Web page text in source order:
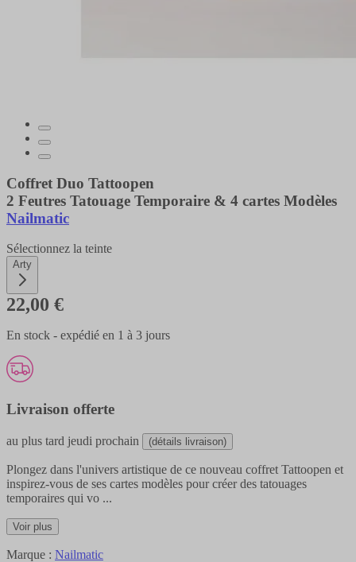
Coffret Duo Tattoopen
2 Feutres Tatouage Temporaire & 4 cartes Modèles
Nailmatic
Sélectionnez la teinte
Arty
22,00 €
En stock - expédié en 1 à 3 jours
Livraison offerte
au plus tard jeudi prochain (détails livraison)
Plongez dans l'univers artistique de ce nouveau coffret Tattoopen et
inspirez-vous de ses cartes modèles pour créer des tatouages
temporaires qui vo ...
Voir plus
Marque : Nailmatic